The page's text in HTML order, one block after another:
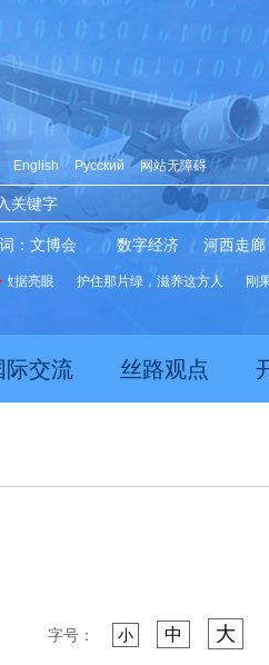
English Русский 网站无障碍
： 文博会 数字经济 河西走廊
亮眼 护住那片绿，滋养这方人 刚果
际交流 丝路观点
字号： 小 中 大